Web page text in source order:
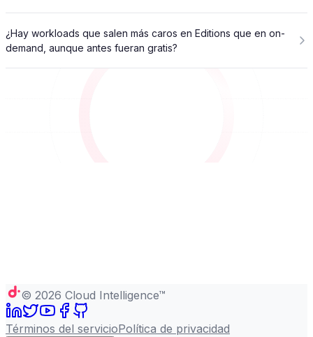
¿Hay workloads que salen más caros en Editions que en on-
demand, aunque antes fueran gratis?
© 2026 Cloud Intelligence™
Términos del servicioPolítica de privacidad